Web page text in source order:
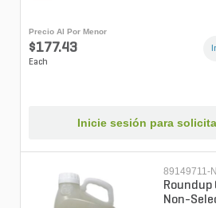
Precio Al Por Menor
$177.43
Each
Inicie sesión para
89149711-
Roundup
Non-